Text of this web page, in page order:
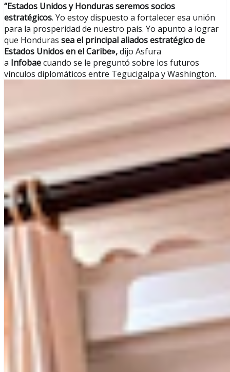
“Estados Unidos y Honduras seremos socios
estratégicos. Yo estoy dispuesto a fortalecer esa unión
para la prosperidad de nuestro país. Yo apunto a lograr
que Honduras sea el principal aliados estratégico de
Estados Unidos en el Caribe»,dijo Asfura
a Infobaecuando se le preguntó sobre los futuros
vínculos diplomáticos entre Tegucigalpa y Washington.